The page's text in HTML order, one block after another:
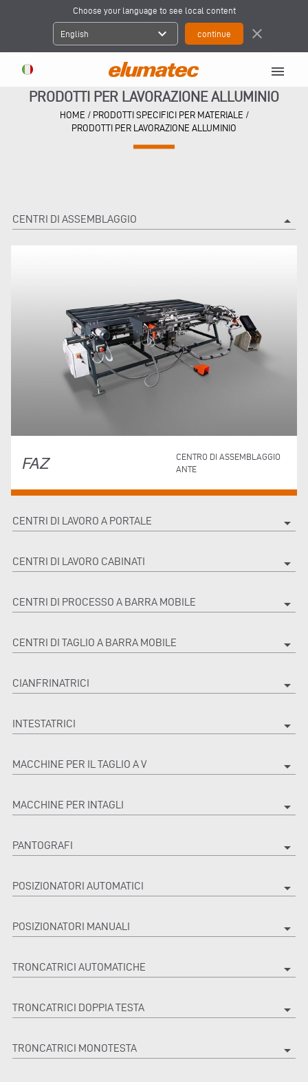
Choose your language to see local content
English expand_more close
menu
PRODOTTI PER LAVORAZIONE ALLUMINIO
HOME / PRODOTTI SPECIFICI PER MATERIALE /
PRODOTTI PER LAVORAZIONE ALLUMINIO
CENTRI DI ASSEMBLAGGIO arrow_drop_up
FAZ
CENTRO DI ASSEMBLAGGIO
ANTE
CENTRI DI LAVORO A PORTALE arrow_drop_down
CENTRI DI LAVORO CABINATI arrow_drop_down
CENTRI DI PROCESSO A BARRA MOBILE arrow_drop_down
CENTRI DI TAGLIO A BARRA MOBILE arrow_drop_down
CIANFRINATRICI arrow_drop_down
INTESTATRICI arrow_drop_down
MACCHINE PER IL TAGLIO A V arrow_drop_down
MACCHINE PER INTAGLI arrow_drop_down
PANTOGRAFI arrow_drop_down
POSIZIONATORI AUTOMATICI arrow_drop_down
POSIZIONATORI MANUALI arrow_drop_down
TRONCATRICI AUTOMATICHE arrow_drop_down
TRONCATRICI DOPPIA TESTA arrow_drop_down
TRONCATRICI MONOTESTA arrow_drop_down